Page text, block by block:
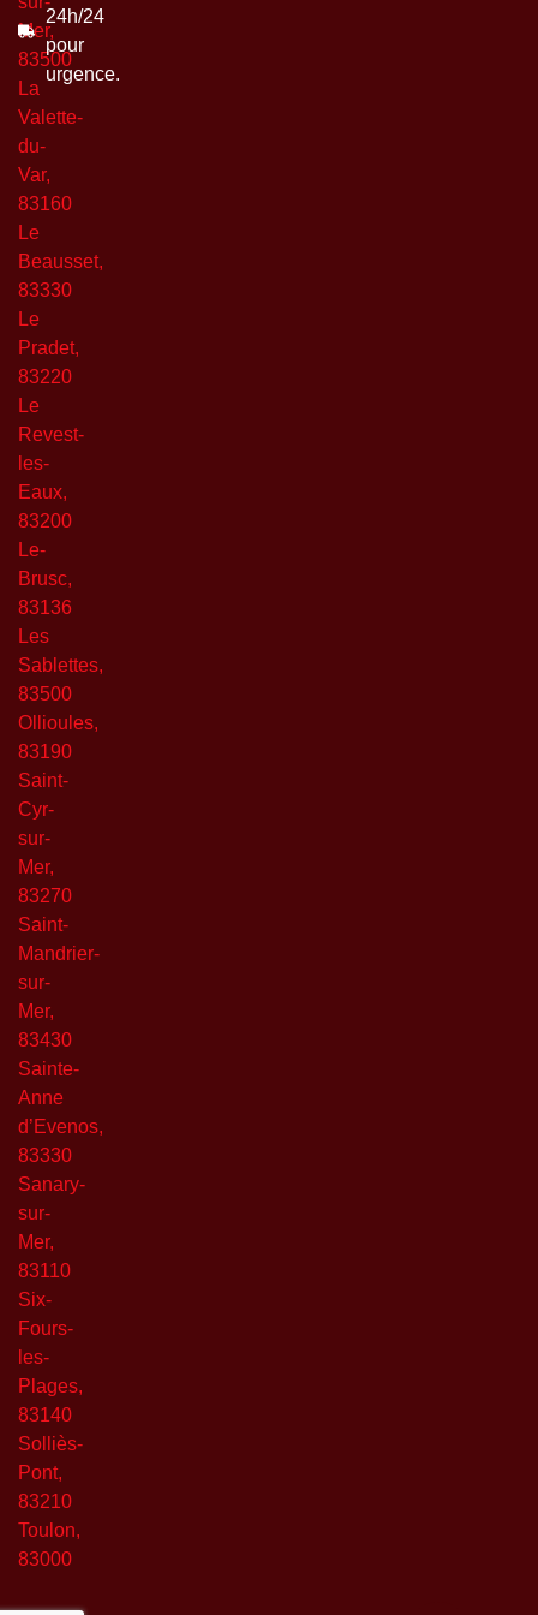
Mer,
83500
La
Valette-
du-
Var,
83160
Le
Beausset,
83330
Le
Pradet,
83220
Le
Revest-
les-
Eaux,
83200
Le-
Brusc,
83136
Les
Sablettes,
83500
Ollioules,
83190
Saint-
Cyr-
sur-
Mer,
83270
Saint-
Mandrier-
sur-
Mer,
83430
Sainte-
Anne
d’Evenos,
83330
Sanary-
sur-
Mer,
83110
Six-
Fours-
les-
Plages,
83140
Solliès-
Pont,
83210
Toulon,
83000
24h/24
pour
urgence.